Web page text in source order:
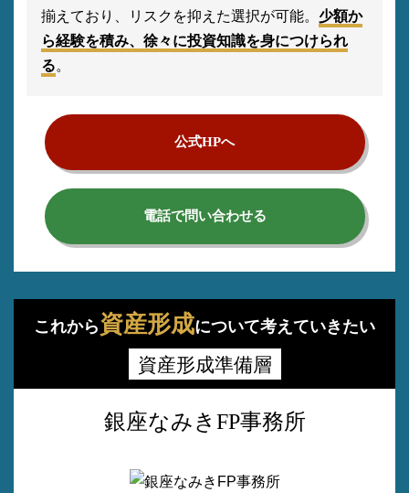
揃えており、リスクを抑えた選択が可能。 少額か
ら経験を積み、徐々に投資知識を身につけられ
る。
公式HPへ
電話で問い合わせる
これから資産形成について考えていきたい
資産形成準備層
銀座なみきFP事務所